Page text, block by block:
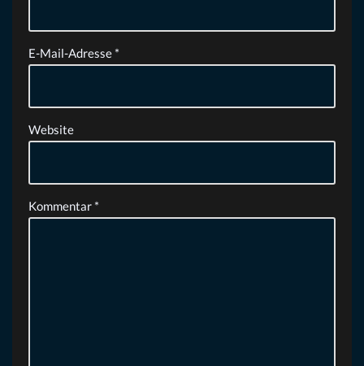
E-Mail-Adresse *
Website
Kommentar *